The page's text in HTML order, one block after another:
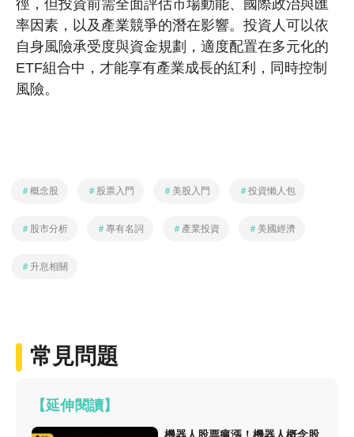
徑，但投資前需全面評估市場動能、國際政治與匯
率因素，以及產業競爭的潛在影響。投資人可以依
自身風險承受度與資金規劃，適度配置在多元化的
ETF組合中，才能享有產業成長的紅利，同時控制
風險。
＃概念股 ＃ 股票入門 ＃ 美股入門 ＃投資懶人包
＃ 股市分析 ＃專有名詞 ＃ 產業投資 ＃ 美國經濟
＃ 升息相關
常見問題
【延伸閱讀】